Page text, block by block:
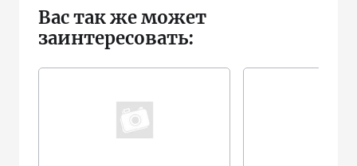
Вас так же может
заинтересовать: